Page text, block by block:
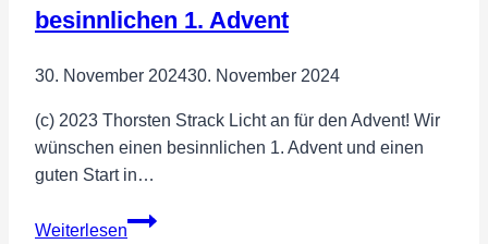
leerstehende
Gebäude!
besinnlichen 1. Advent
30. November 202430. November 2024
(c) 2023 Thorsten Strack Licht an für den Advent! Wir
wünschen einen besinnlichen 1. Advent und einen
guten Start in…
Weiterlesen
1.